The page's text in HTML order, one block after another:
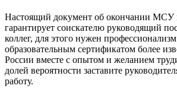
Настоящий документ об окончании МСУ
гарантирует соискателю руководящий
коллег, для этого нужен
образовательным сертификатом более
России вместе с опытом и желанием
долей вероятности заставите
работу.